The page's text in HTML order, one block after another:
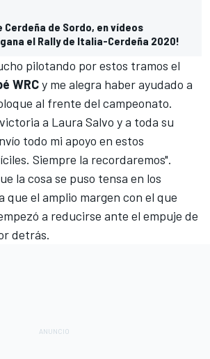
Cerdeña de Sordo, en vídeos
gana el Rally de Italia-Cerdeña 2020!
pilotando por estos tramos el
WRCy me alegra haber ayudado a
al frente del campeonato.
a Laura Salvo y a toda su
todo mi apoyo en estos
Siempre la recordaremos".
la cosa se puso tensa en los
que el amplio margen con el que
a reducirse ante el empuje de
detrás.